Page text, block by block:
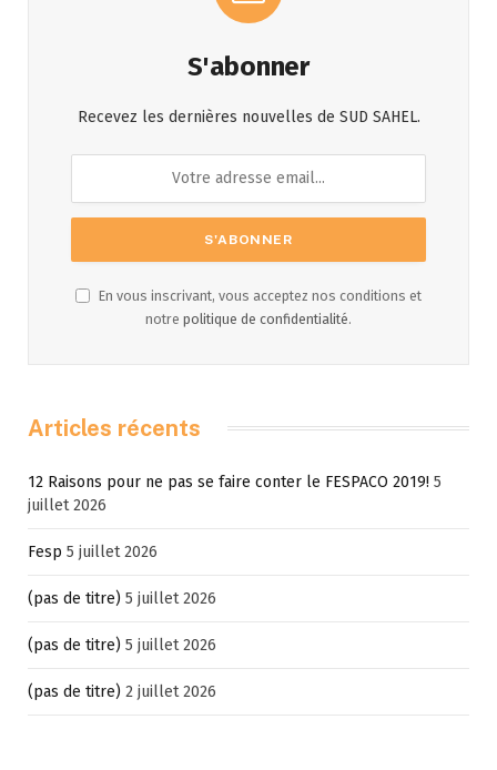
S'abonner
Recevez les dernières nouvelles de SUD SAHEL.
En vous inscrivant, vous acceptez nos conditions et
notre politique de confidentialité.
Articles récents
12 Raisons pour ne pas se faire conter le FESPACO 2019! 5
juillet 2026
Fesp 5 juillet 2026
(pas de titre) 5 juillet 2026
(pas de titre) 5 juillet 2026
(pas de titre) 2 juillet 2026